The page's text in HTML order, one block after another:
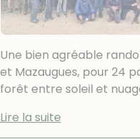
Une bien agréable
et Mazaugues, pour 24
forêt entre soleil et
Lire la suite